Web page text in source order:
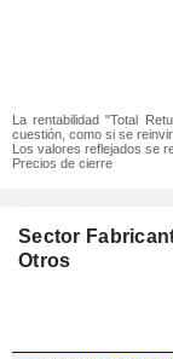
La rentabilidad "Total
cuestión, como si se
Los valores reflejados se
Precios de cierre
Sector
Otros